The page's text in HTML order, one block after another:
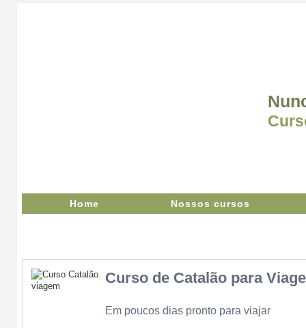
Home Nossos cursos
Curso de Catalão para
Em poucos dias pronto para viajar